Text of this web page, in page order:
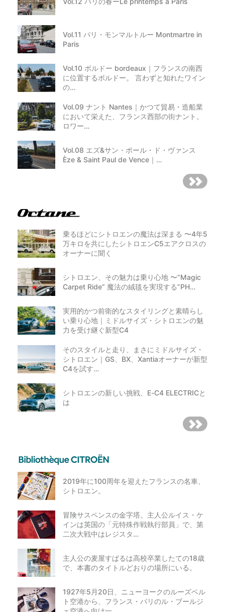
Vol.11 パリ・モンマルトルー Montmartre in
Paris
Vol.10 ボルドー bordeaux｜フランスの南西
に位置するボルドー。 言わずと知れたワイン
の…
Vol.09 ナント Nantes｜かつて貿易・造船業
において栄えた、フランス西部の街ナント。
ロワー…
Vol.08 エズ&サン・ポール・ド・ヴァンス
Èze & Saint Paul de Vence｜…
乗るほどにシトロエンの魔法は深まる 〜4年5
万キロを共にしたシトロエンC5エアクロスの
オーナーに聞く
シトロエン、その魅力は乗り心地 〜”Magic
Carpet Ride” 魔法の絨毯を実現する”PH…
実用的かつ前衛的なスタイリングと素晴らし
い乗り心地｜ミドルサイズ・シトロエンの魅
力を受け継ぐ新型C4
そのスタイルと走り、まさにミドルサイズ・
シトロエン｜GS、BX、Xantiaオーナーが新型
C4を試す…
シトロエンの新しい挑戦、E-C4 ELECTRICと
は
2019年に100周年を迎えたフランスの名車、
シトロエン。
冒険サスペンスの金字塔。主人公ルイス・ケ
インは英国の「元特殊作戦執行部員」で、第
二次大戦中はレジスタ…
主人公の麦屋すばるは高校卒業したての18歳
で、本書のタイトルどおりの場所にいる。
1927年5月20日、ニューヨークのルーズベル
ト空港から、フランス・パリのル・ブールジ